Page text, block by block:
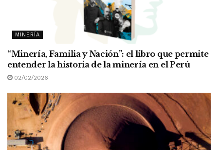
MINERÍA
“Minería, Familia y Nación”: el libro que permite
entender la historia de la minería en el Perú
02/02/2026